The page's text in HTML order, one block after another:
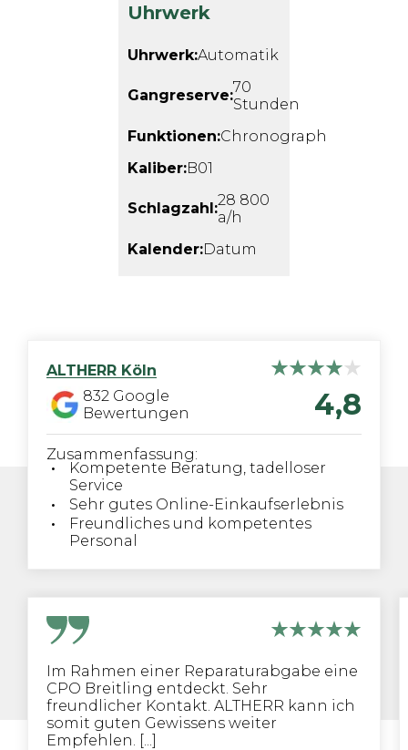
Uhrwerk
Uhrwerk:Automatik
Gangreserve:70
Stunden
Funktionen:Chronograph
Kaliber:B01
Schlagzahl:28 800
a/h
Kalender:Datum
ALTHERR Köln
832 Google
Bewertungen
4,8
Zusammenfassung:
Kompetente Beratung, tadelloser
Service
Sehr gutes Online-Einkaufserlebnis
Freundliches und kompetentes
Personal
Im Rahmen einer Reparaturabgabe eine
CPO Breitling entdeckt. Sehr
freundlicher Kontakt. ALTHERR kann ich
somit guten Gewissens weiter
Empfehlen. [...]